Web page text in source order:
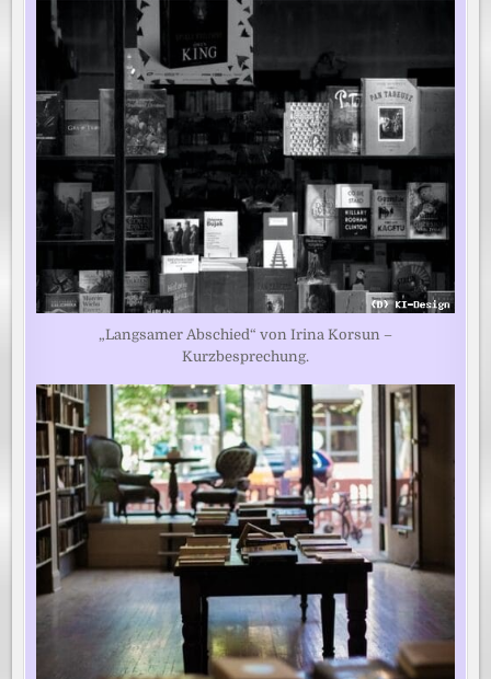
„Langsamer Abschied“ von Irina Korsun –
Kurzbesprechung.